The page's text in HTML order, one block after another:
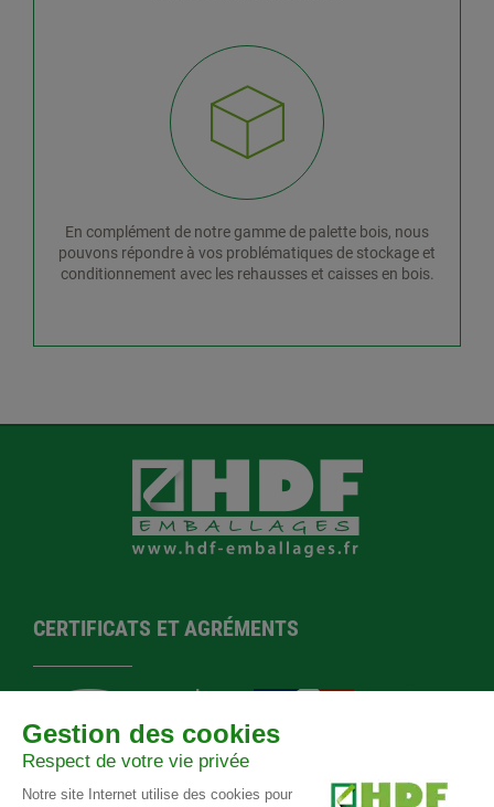
En complément de notre gamme de palette bois, nous
pouvons répondre à vos problématiques de stockage et
conditionnement avec les rehausses et caisses en bois.
CERTIFICATS ET AGRÉMENTS
F-588
NIMP 15
Agrément
préfectoral
Certification
Ecovadis